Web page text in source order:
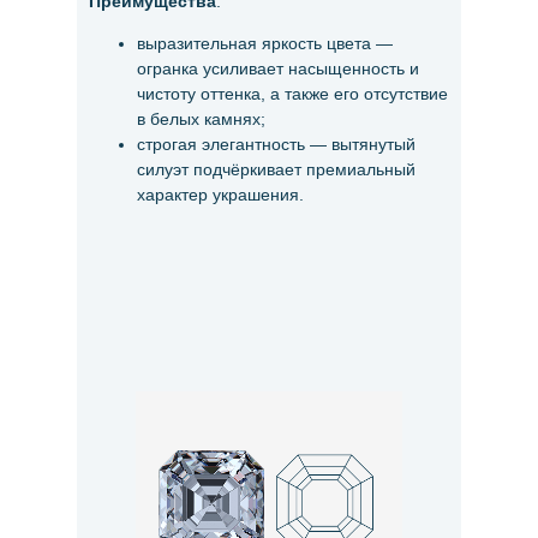
выразительная яркость цвета —
огранка усиливает насыщенность и
чистоту оттенка, а также его отсутствие
в белых камнях;
строгая элегантность — вытянутый
силуэт подчёркивает премиальный
характер украшения.